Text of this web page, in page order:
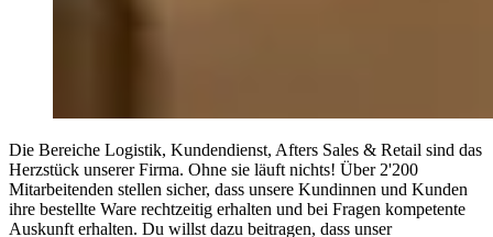
Die Bereiche Logistik, Kundendienst, Afters Sales & Retail sind das
Herzstück unserer Firma. Ohne sie läuft nichts! Über 2'200
Mitarbeitenden stellen sicher, dass unsere Kundinnen und Kunden
ihre bestellte Ware rechtzeitig erhalten und bei Fragen kompetente
Auskunft erhalten. Du willst dazu beitragen, dass unser